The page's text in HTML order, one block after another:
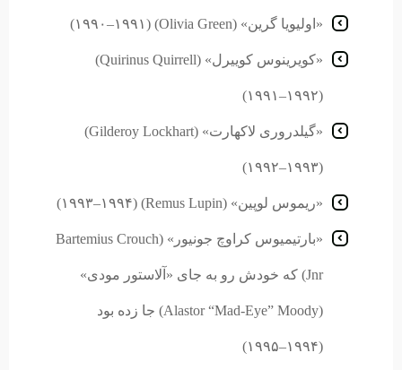
«اولیویا گرین» (Olivia Green) (۱۹۹۰–۱۹۹۱)
«کویرینوس کوییرل» (Quirinus Quirrell)
(۱۹۹۱–۱۹۹۲)
«گیلدروری لاکهارت» (Gilderoy Lockhart)
(۱۹۹۲–۱۹۹۳)
«ریموس لوپین» (Remus Lupin) (۱۹۹۳–۱۹۹۴)
«بارتیمیوس کراوچ جونیور» (Bartemius Crouch
Jnr) که خودش رو به جای «آلاستور مودی»
(Alastor “Mad-Eye” Moody) جا زده بود
(۱۹۹۴–۱۹۹۵)